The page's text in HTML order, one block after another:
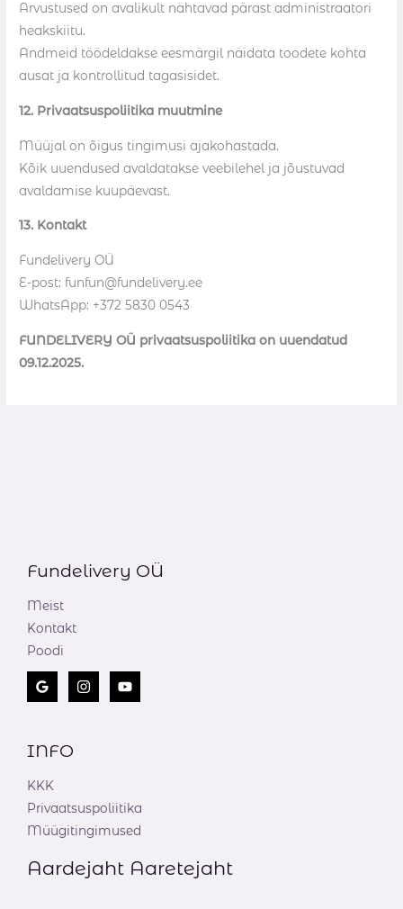
Arvustused on avalikult nähtavad pärast administraatori
heakskiitu.
Andmeid töödeldakse eesmärgil näidata toodete kohta
ausat ja kontrollitud tagasisidet.
12. Privaatsuspoliitika muutmine
Müüjal on õigus tingimusi ajakohastada.
Kõik uuendused avaldatakse veebilehel ja jõustuvad
avaldamise kuupäevast.
13. Kontakt
Fundelivery OÜ
E-post: funfun@fundelivery.ee
WhatsApp: +372 5830 0543
FUNDELIVERY OÜ privaatsuspoliitika on uuendatud
09.12.2025.
Fundelivery OÜ
Meist
Kontakt
Poodi
INFO
KKK
Privaatsuspoliitika
Müügitingimused
Aardejaht Aaretejaht